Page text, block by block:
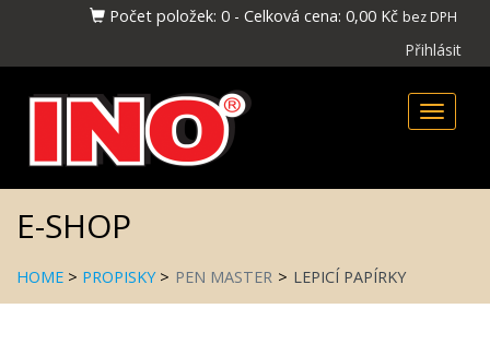
Počet položek: 0 - Celková cena: 0,00 Kč bez DPH
Přihlásit
Toggle
E-SHOP
HOME > PROPISKY> PEN MASTER > LEPICÍ PAPÍRKY